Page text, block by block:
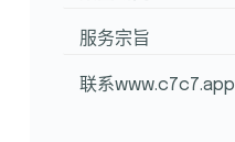
服务宗旨
联系www.c7c7.app